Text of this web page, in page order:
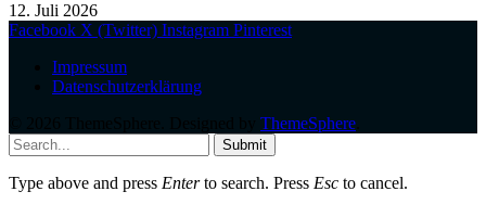
12. Juli 2026
Facebook X (Twitter) Instagram Pinterest
Impressum
Datenschutzerklärung
ThemeSphere
Submit
Type above and press Enterto search. Press Esc to cancel.